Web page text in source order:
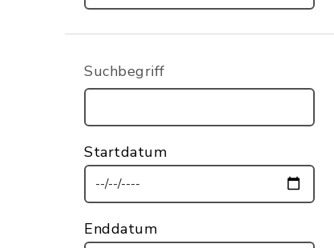
Suchbegriff
Startdatum
Enddatum